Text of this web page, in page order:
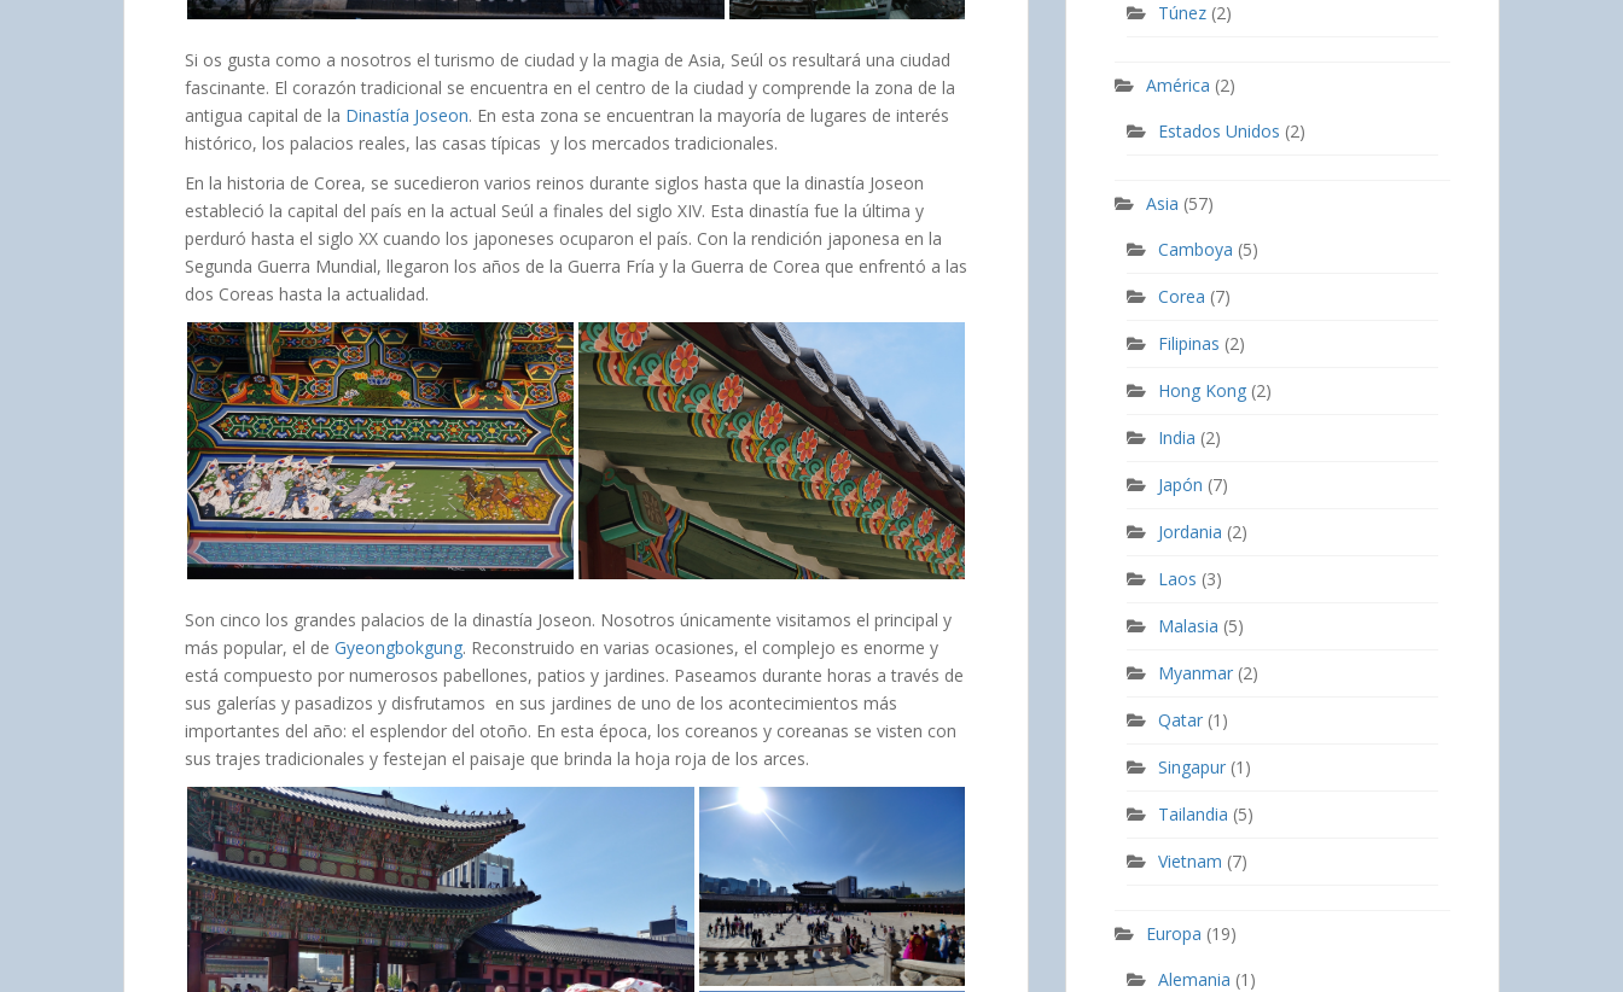
Si os gusta como a nosotros el turismo de ciudad y la magia de Asia, Seúl os resultará una ciudad
fascinante. El corazón tradicional se encuentra en el centro de la ciudad y comprende la zona de la
antigua capital de la Dinastía Joseon. En esta zona se encuentran la mayoría de lugares de interés
histórico, los palacios reales, las casas típicas y los mercados tradicionales.
En la historia de Corea, se sucedieron varios reinos durante siglos hasta que la dinastía Joseon
estableció la capital del país en la actual Seúl a finales del siglo XIV. Esta dinastía fue la última y
perduró hasta el siglo XX cuando los japoneses ocuparon el país. Con la rendición japonesa en la
Segunda Guerra Mundial, llegaron los años de la Guerra Fría y la Guerra de Corea que enfrentó a las
dos Coreas hasta la actualidad.
Son cinco los grandes palacios de la dinastía Joseon. Nosotros únicamente visitamos el principal y
más popular, el de Gyeongbokgung. Reconstruido en varias ocasiones, el complejo es enorme y
está compuesto por numerosos pabellones, patios y jardines. Paseamos durante horas a través de
sus galerías y pasadizos y disfrutamos en sus jardines de uno de los acontecimientos más
importantes del año: el esplendor del otoño. En esta época, los coreanos y coreanas se visten con
sus trajes tradicionales y festejan el paisaje que brinda la hoja roja de los arces.
Túnez (2)
América (2)
Estados Unidos (2)
Asia (57)
Camboya (5)
Corea (7)
Filipinas (2)
Hong Kong (2)
India (2)
Japón (7)
Jordania (2)
Laos (3)
Malasia (5)
Myanmar (2)
Qatar (1)
Singapur (1)
Tailandia (5)
Vietnam (7)
Europa (19)
Alemania (1)